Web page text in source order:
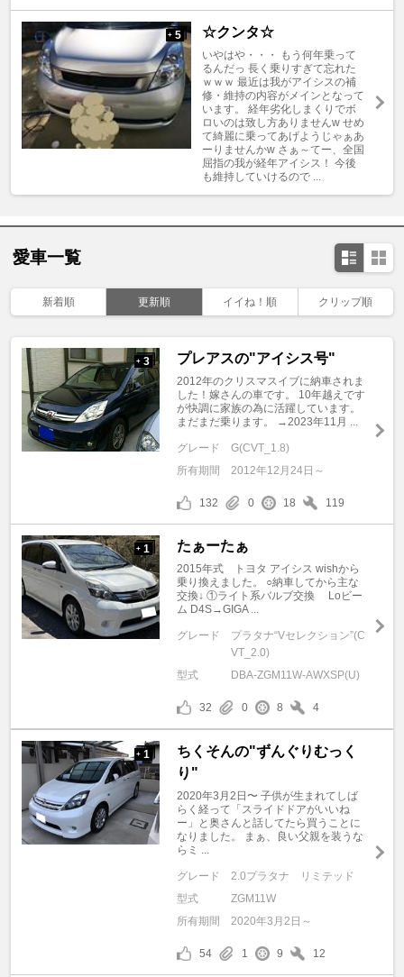
+ 5 ☆クンタ☆
いやはや・・・ もう何年乗って
るんだっ 長く乗りすぎて忘れた
ｗｗｗ 最近は我がアイシスの補
修・維持の内容がメインとなって
います。 経年劣化しまくりでボ
ロいのは致し方ありませんw せめ
て綺麗に乗ってあげようじゃぁあ
ーりませんかw さぁ～てー、全国
屈指の我が経年アイシス！ 今後
も維持していけるので ...
愛車一覧
新着順 更新順 イイね！順 クリップ順
+ 3 プレアスの"アイシス号"
2012年のクリスマスイブに納車されま
した！嫁さんの車です。 10年越えです
が快調に家族の為に活躍しています。
まだまだ乗ります。 →2023年11月 ...
グレード
G(CVT_1.8)
所有期間
2012年12月24日～
132 0 18 119
+ 1 たぁーたぁ
2015年式 トヨタ アイシス wishから
乗り換えました。 ○納車してから主な
交換↓ ①ライト系バルブ交換 Loビー
ム D4S→GIGA ...
グレード
プラタナ“Vセレクション”(C
VT_2.0)
型式
DBA-ZGM11W-AWXSP(U)
32 0 8 4
+ 1
ちくそんの"ずんぐりむっく
り"
2020年3月2日〜 子供が生まれてしば
らく経って「スライドドアがいいね
ー」と奥さんと話してたら買うことに
なりました。 まぁ、良い父親を装うな
らミ ...
グレード
2.0プラタナ リミテッド
型式
ZGM11W
所有期間
2020年3月2日～
54 1 9 12